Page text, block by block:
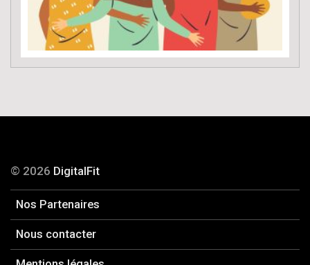
© 2026 DigitalFit
Nos Partenaires
Nous contacter